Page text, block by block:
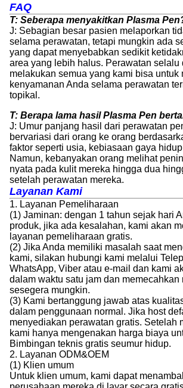
FAQ
T: Seberapa menyakitkan Plasma
J: Sebagian besar pasien melaporkan
selama perawatan, tetapi mungkin ada
yang dapat menyebabkan sedikit
area yang lebih halus. Perawatan selalu
melakukan semua yang kami bisa untuk
kenyamanan Anda selama perawatan
topikal.
T: Berapa lama hasil Plasma Pen
J: Umur panjang hasil dari perawatan
bervariasi dari orang ke orang
faktor seperti usia, kebiasaan gaya
Namun, kebanyakan orang melihat
nyata pada kulit mereka hingga dua
setelah perawatan mereka.
Layanan Kami
1. Layanan Pemeliharaan
(1) Jaminan: dengan 1 tahun sejak hari
produk, jika ada kesalahan, kami akan
layanan pemeliharaan gratis.
(2) Jika Anda memiliki masalah saat
kami, silakan hubungi kami melalui
WhatsApp, Viber atau e-mail dan kami
dalam waktu satu jam dan memecahkan
sesegera mungkin.
(3) Kami bertanggung jawab atas
dalam penggunaan normal. Jika host
menyediakan perawatan gratis. Setelah
kami hanya mengenakan harga biaya
Bimbingan teknis gratis seumur hidup.
2. Layanan ODM&OEM
(1) Klien umum
Untuk klien umum, kami dapat